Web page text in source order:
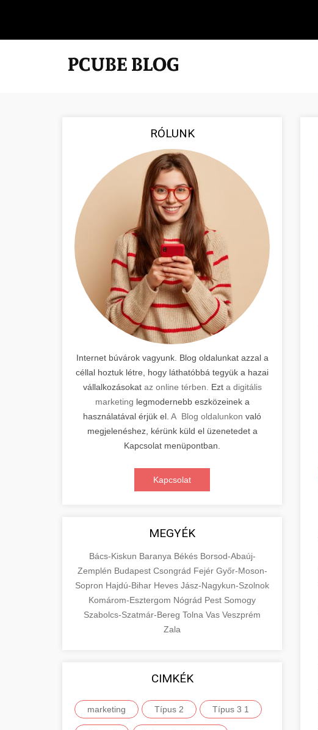
RÓLUNK
Internet búvárok vagyunk. Blog oldalunkat azzal a
céllal hoztuk létre, hogy láthatóbbá tegyük a hazai
vállalkozásokat az online térben. Ezt a digitális
marketing legmodernebb eszközeinek a
használatával érjük el. A Blog oldalunkon való
megjelenéshez, kérünk küld el üzenetedet a
Kapcsolat menüpontban.
Kapcsolat
MEGYÉK
Bács-Kiskun Baranya Békés Borsod-Abaúj-
Zemplén Budapest Csongrád Fejér Győr-Moson-
Sopron Hajdú-Bihar Heves Jász-Nagykun-Szolnok
Komárom-Esztergom Nógrád Pest Somogy
Szabolcs-Szatmár-Bereg Tolna Vas Veszprém
Zala
CIMKÉK
marketing Típus 2 Típus 3 1